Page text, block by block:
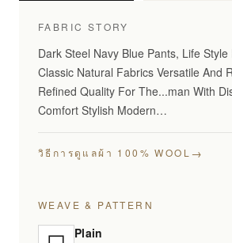
FABRIC STORY
Dark Steel Navy Blue Pants, Life
Classic Natural Fabrics Versatile And
Refined Quality For The...man With
Comfort Stylish Modern…
วิธีการดูแลผ้า 100% WOOL →
WEAVE & PATTERN
Plain